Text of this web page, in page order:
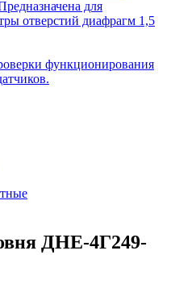
для
отверстий диафрагм 1,5
функционирования
ДНЕ-4Г249-